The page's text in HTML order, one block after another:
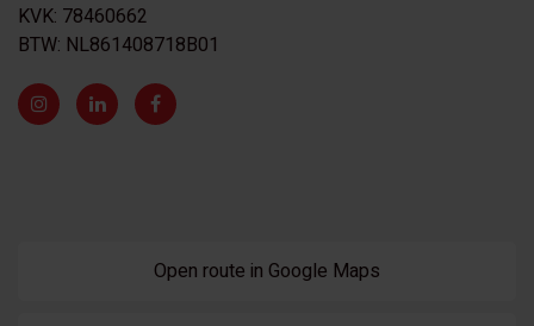
KVK: 78460662
BTW: NL861408718B01
Open route in Google Maps